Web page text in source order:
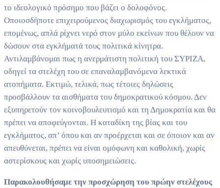
το ιδεολογικό πρόσημο που βάζει ο δολοφόνος.
Οποιοσδήποτε επιχειρούμενος διαχωρισμός του εγκλήματος,
επομένως, απλά ρίχνει νερό στον μύλο εκείνων που θέλουν να
δώσουν στα εγκλήματά τους πολιτικά κίνητρα.
Αντιλαμβάνομαι πως η ανερμάτιστη πολιτική του ΣΥΡΙΖΑ,
οδηγεί τα στελέχη του σε επαναλαμβανόμενα λεκτικά
ατοπήματα. Εκτιμώ, τελικά, πως τέτοιες δηλώσεις
προσβάλλουν τα αισθήματα του δημοκρατικού κόσμου. Δεν
εξυπηρετούν τον κοινοβουλευτισμό και τη Δημοκρατία και θα
πρέπει να αποφεύγονται. Η καταδίκη της βίας και του
εγκλήματος, απ’ όπου και αν προέρχεται και σε όποιον και αν
απευθύνεται, πρέπει να είναι ομόφωνη και καθολική, χωρίς
αστερίσκους και χωρίς υποσημειώσεις.
Παρακολουθήσαμε την προσχώρηση του πρώην στελέχους